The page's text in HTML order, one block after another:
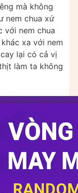
mà không
nem chua xứ
với nem chua
xa với nem
lại có cả vị
làm ta không